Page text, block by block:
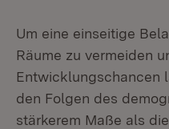
Um eine einseitige
Räume zu vermeiden
Entwicklungschancen
den Folgen des
stärkerem Maße als